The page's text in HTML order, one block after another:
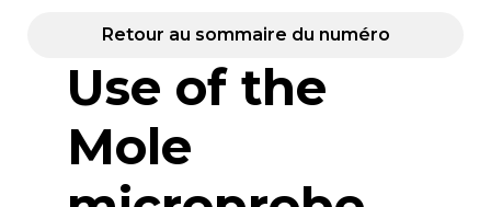
Retour au sommaire du numéro
Use of the
Mole